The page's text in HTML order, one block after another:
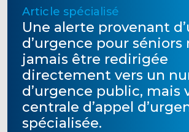
Article spécialisé
Une alerte provenant
d’urgence pour séniors
jamais être redirigée
directement vers un
d’urgence public, mais
centrale d’appel
spécialisée.